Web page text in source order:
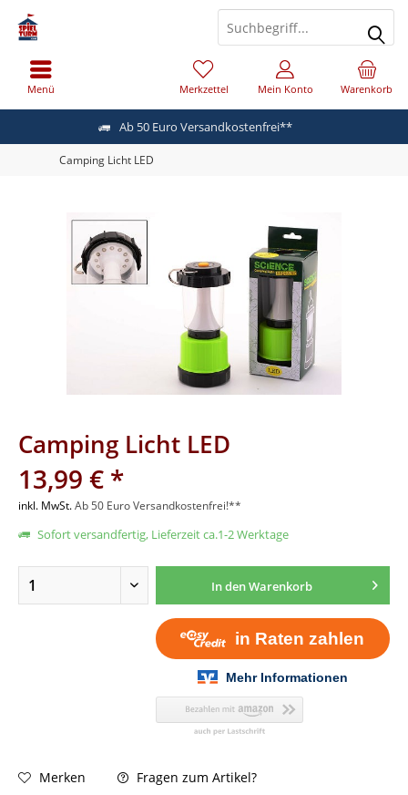
Ab 50 Euro Versandkostenfrei**
Menü Warenkorb
Merkzettel Mein Konto
Camping Licht LED
Camping Licht LED
13,99 € *
inkl. MwSt.Ab 50 Euro Versandkostenfrei!**
Sofort versandfertig, Lieferzeit ca.1-2 Werktage
In denWarenkorb
Merken Fragen zum Artikel?